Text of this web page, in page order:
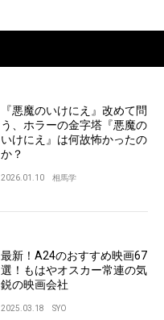
『悪魔のいけにえ』改めて問
う、ホラーの金字塔『悪魔の
いけにえ』は何故怖かったの
か？
2026.01.10 相馬学
最新！A24のおすすめ映画67
選！もはやオスカー常連の気
鋭の映画会社
2025.03.18 SYO